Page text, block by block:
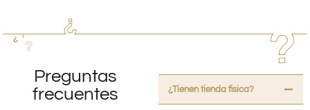
Preguntas
frecuentes
¿Tienen tienda fisica?